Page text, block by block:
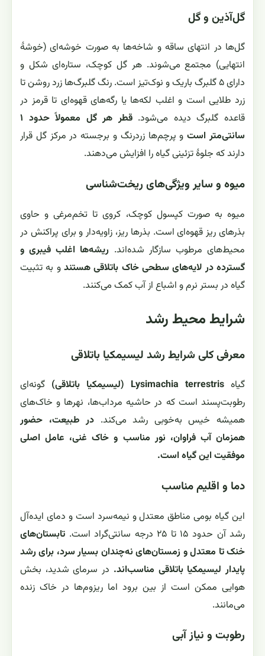
گل‌آذین و گل
گل‌ها در انتهای ساقه و شاخه‌ها به صورت خوشه‌ای (خوشهٔ
انتهایی) مجتمع می‌شوند. هر گل کوچک، ستاره‌ای شکل و
دارای ۵ گلبرگ باریک و نوک‌تیز است. رنگ گلبرگ‌ها زرد روشن تا
زرد طلایی است و اغلب لکه‌ها یا رگه‌های قهوه‌ای تا قرمز در
قاعده گلبرگ دیده می‌شود.
قطر هر گل معمولاً حدود ۱
سانتی‌متر استو پرچم‌ها زردرنگ و برجسته در مرکز گل قرار
دارند که جلوهٔ تزئینی گیاه را افزایش می‌دهند.
میوه و سایر ویژگی‌های ریخت‌شناسی
میوه به صورت کپسول کوچک، کروی تا تخم‌مرغی و حاوی
بذرهای ریز قهوه‌ای است. بذرها ریز، زاویه‌دار و برای پراکنش در
محیط‌های مرطوب سازگار شده‌اند. ریشه‌ها اغلب فیبری و
گسترده در لایه‌های سطحی خاک باتلاقی هستند و به تثبیت
گیاه در بستر نرم و اشباع از آب کمک می‌کنند.
شرایط محیط رشد
معرفی کلی شرایط رشد لیسیمکیا باتلاقی
گیاه Lysimachia terrestris (لیسیمکیا باتلاقی)
گونه‌ای
رطوبت‌پسند است که در حاشیه مرداب‌ها، نهرها و خاک‌های
همیشه خیس به‌خوبی رشد می‌کند. در طبیعت، حضور
همزمان آب فراوان، نور مناسب و خاک غنی، عامل اصلی
موفقیت این گیاه است.
دما و اقلیم مناسب
این گیاه بومی مناطق معتدل و نیمه‌سرد است و دمای ایده‌آل
رشد آن حدود ۱۵ تا ۲۵ درجه سانتی‌گراد است.
تابستان‌های
خنک تا معتدل و زمستان‌های نه‌چندان بسیار سرد، برای رشد
پایدار لیسیمکیا باتلاقی مناسب‌اند. در سرمای شدید، بخش
هوایی ممکن است از بین برود اما ریزوم‌ها در خاک زنده
می‌مانند.
رطوبت و نیاز آبی